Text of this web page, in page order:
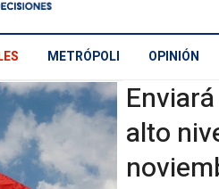
METRÓPOLI OPINIÓN
alto